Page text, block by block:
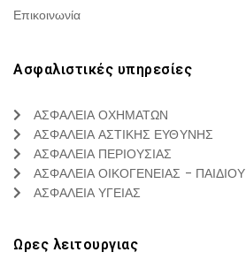
Επικοινωνία
Ασφαλιστικές υπηρεσίες
ΑΣΦΑΛΕΙΑ ΟΧΗΜΑΤΩΝ
ΑΣΦΑΛΕΙΑ ΑΣΤΙΚΗΣ ΕΥΘΥΝΗΣ
ΑΣΦΑΛΕΙΑ ΠΕΡΙΟΥΣΙΑΣ
ΑΣΦΑΛΕΙΑ ΟΙΚΟΓΕΝΕΙΑΣ - ΠΑΙΔΙΟΥ
ΑΣΦΑΛΕΙΑ ΥΓΕΙΑΣ
Ωρες λειτουργιας